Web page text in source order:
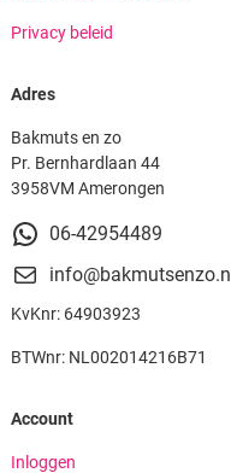
Privacy beleid
Adres
Bakmuts en zo
Pr. Bernhardlaan 44
3958VM Amerongen
06-42954489
info@bakmutsenzo.nl
KvKnr: 64903923
BTWnr: NL002014216B71
Account
Inloggen